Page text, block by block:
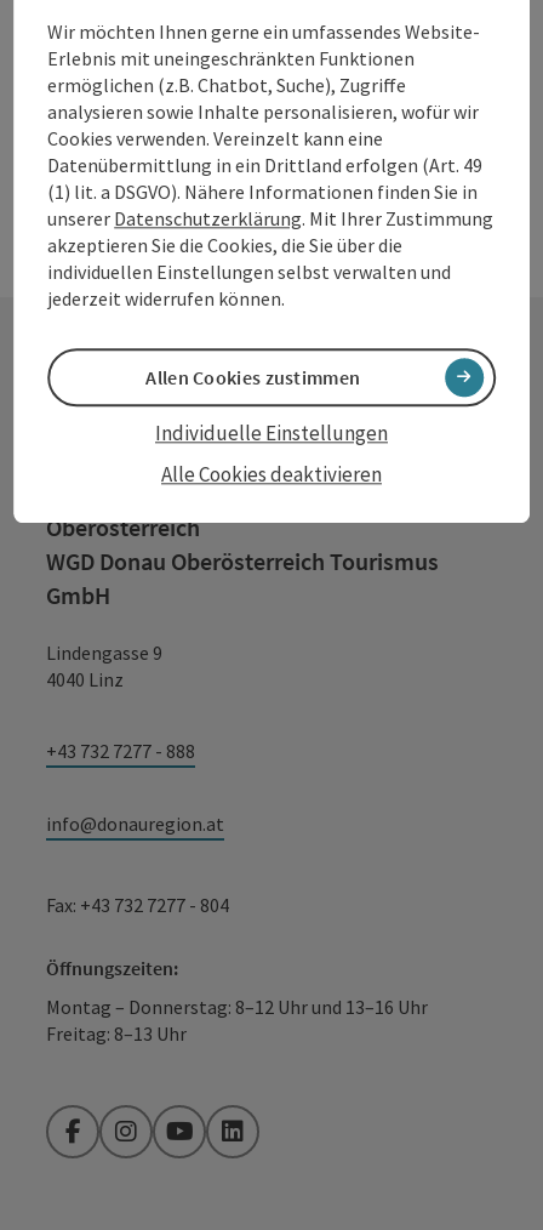
Öffnungszeiten
MOMontag geöffnet
DIDienstag geöffnet
MIMittwoch geöffnet
DODonnerstag geöffnet
FRFreitag geöffnet
SASamstag geöffnet
SO Sonntag geöffnet
FEFeiertag geöffnet
Kontakt
Tourismusverband Donauregion
Oberösterreich
WGD Donau Oberösterreich Tourismus
GmbH
Lindengasse 9
4040 Linz
+43 732 7277 - 888
info@donauregion.at
Fax: +43 732 7277 - 804
Öffnungszeiten:
Montag – Donnerstag: 8–12 Uhr und 13–16 Uhr
Freitag: 8–13 Uhr
FacebookInstagramYouTubeLinkedIn
Wir möchten Ihnen gerne ein umfassendes Website-
Erlebnis mit uneingeschränkten Funktionen
ermöglichen (z.B. Chatbot, Suche), Zugriffe
analysieren sowie Inhalte personalisieren, wofür wir
Cookies verwenden. Vereinzelt kann eine
Datenübermittlung in ein Drittland erfolgen (Art. 49
(1) lit. a DSGVO). Nähere Informationen finden Sie in
unserer Datenschutzerklärung. Mit Ihrer Zustimmung
akzeptieren Sie die Cookies, die Sie über die
individuellen Einstellungen selbst verwalten und
jederzeit widerrufen können.
Alle Cookies deaktivieren
Individuelle Einstellungen
Allen Cookies zustimmen